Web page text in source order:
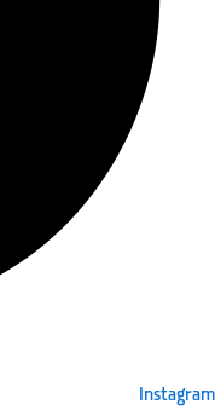
Instagram